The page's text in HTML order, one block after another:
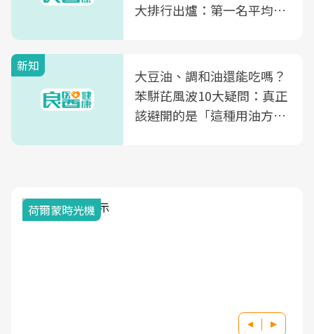
大排行出爐：第一名平均一
新知
大豆油、調和油還能吃嗎？
苯駢芘風波10大疑問：真正
該避開的是「這種用油方
荷爾蒙時光機